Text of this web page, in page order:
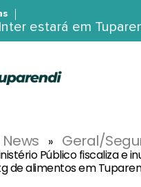
estará em
News » Geral/
Público fiscaliza e
de alimentos em